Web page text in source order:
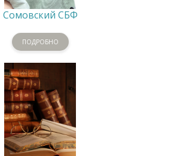
Сомовский СБФ
ПОДРОБНО